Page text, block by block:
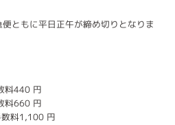
ともに平日正午が締め切りとなりま
料440 円
料660 円
料1,100 円